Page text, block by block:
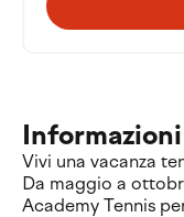
Vivi una vacanza
Da maggio a
Academy Tennis